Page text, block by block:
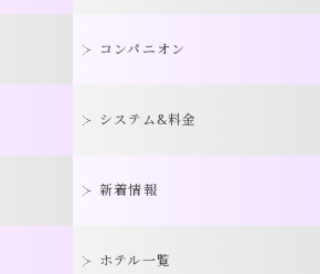
コンパニオン
システム&料金
新着情報
ホテル一覧